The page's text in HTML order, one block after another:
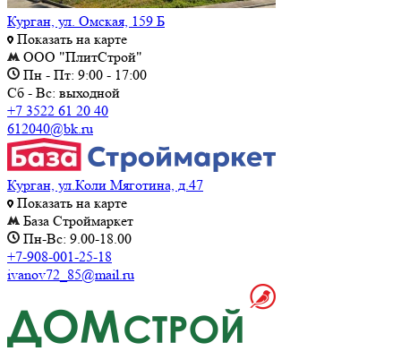
Курган, ул. Омская, 159 Б
Показать на карте
ООО "ПлитСтрой"
Пн - Пт: 9:00 - 17:00
Сб - Вс: выходной
+7 3522 61 20 40
612040@bk.ru
Курган, ул.Коли Мяготина, д.47
Показать на карте
База Строймаркет
Пн-Вс: 9.00-18.00
+7-908-001-25-18
ivanov72_85@mail.ru